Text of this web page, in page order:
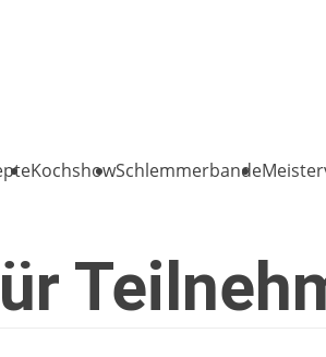
KochshowSchlemmerbande